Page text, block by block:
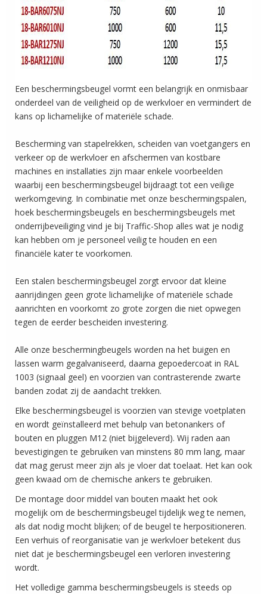
Een beschermingsbeugel vormt een belangrijk en onmisbaar
onderdeel van de veiligheid op de werkvloer en vermindert de
kans op lichamelijke of materiële schade.
Bescherming van stapelrekken, scheiden van voetgangers en
verkeer op de werkvloer en afschermen van kostbare
machines en installaties zijn maar enkele voorbeelden
waarbij een beschermingsbeugel bijdraagt tot een veilige
werkomgeving. In combinatie met onze beschermingspalen,
hoek beschermingsbeugels en beschermingsbeugels met
onderrijbeveiliging vind je bij Traffic-Shop alles wat je nodig
kan hebben om je personeel veilig te houden en een
financiële kater te voorkomen.
Een stalen beschermingsbeugel zorgt ervoor dat kleine
aanrijdingen geen grote lichamelijke of materiële schade
aanrichten en voorkomt zo grote zorgen die niet opwegen
tegen de eerder bescheiden investering.
Alle onze beschermingbeugels worden na het buigen en
lassen warm gegalvaniseerd, daarna gepoedercoat in RAL
1003 (signaal geel) en voorzien van contrasterende zwarte
banden zodat zij de aandacht trekken.
Elke beschermingsbeugel is voorzien van stevige voetplaten
en wordt geïnstalleerd met behulp van betonankers of
bouten en pluggen M12 (niet bijgeleverd). Wij raden aan
bevestigingen te gebruiken van minstens 80 mm lang, maar
dat mag gerust meer zijn als je vloer dat toelaat. Het kan ook
geen kwaad om de chemische ankers te gebruiken.
De montage door middel van bouten maakt het ook
mogelijk om de beschermingsbeugel tijdelijk weg te nemen,
als dat nodig mocht blijken; of de beugel te herpositioneren.
Een verhuis of reorganisatie van je werkvloer betekent dus
niet dat je beschermingsbeugel een verloren investering
wordt.
Het volledige gamma beschermingsbeugels is steeds op